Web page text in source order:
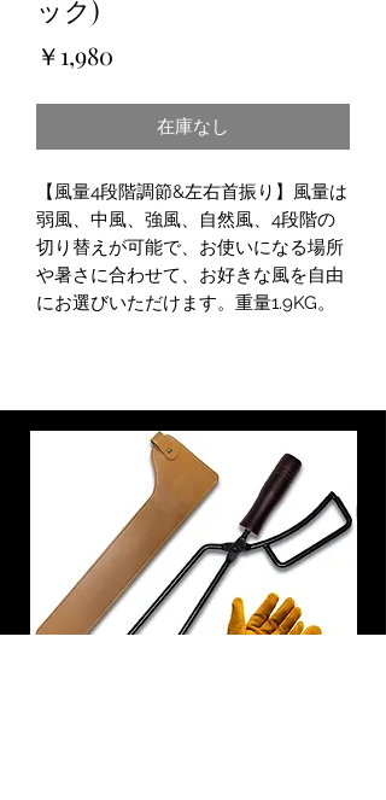
ック)
￥1,980
在庫なし
【風量4段階調節&左右首振り】風量は
弱風、中風、強風、自然風、4段階の
切り替えが可能で、お使いになる場所
や暑さに合わせて、お好きな風を自由
にお選びいただけます。重量1.9KG。